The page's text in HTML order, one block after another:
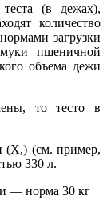
(в дежах),
количество
загрузки
пшеничной
объема дежи
то тесто в
(X,) (см. пример,
330 л.
— норма 30 кг